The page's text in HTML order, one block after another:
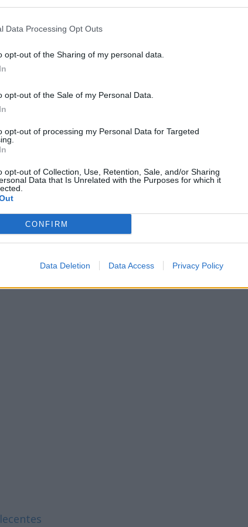
Data Processing Opt Outs
opt-out of the Sharing of my personal data.
opt-out of the Sale of my Personal Data.
opt-out of processing my Personal Data for Targeted
opt-out of Collection, Use, Retention, Sale, and/or Sharing
Data that Is Unrelated with the Purposes for which it
CONFIRM
Data Deletion Data Access Privacy Policy